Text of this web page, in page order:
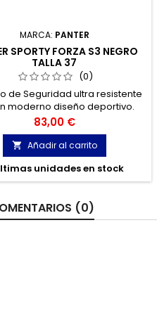
MARCA: PANTER
SPORTY FORZA S3 NEGRO
TALLA 37
(0)
de Seguridad ultra resistente
moderno diseño deportivo.
la nueva tecnología
, resistencia 10 veces
a los actuales materiales,
en condiciones extremas.
respetuosa con el medio
ambiente.
Precio
83,00 €
 Añadir al carrito
unidades en stock
(0)